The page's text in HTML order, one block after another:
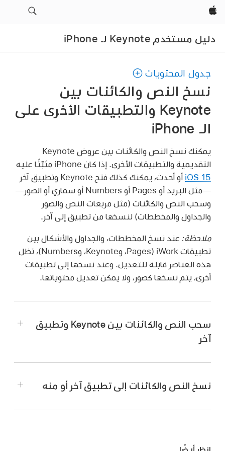
Apple‏
دليل مستخدم Keynote لـ iPhone
جدول المحتويات
نسخ النص والكائنات بين
Keynote والتطبيقات الأخرى على
الـ iPhone
يمكنك نسخ النص والكائنات بين عروض Keynote
التقديمية والتطبيقات الأخرى. إذا كان iPhone مثبّتًا عليه
iOS 15
أو أحدث، يمكنك كذلك فتح Keynote وتطبيق آخر
—مثل البريد أو Pages أو Numbers أو سفاري أو الصور—
وسحب النص والكائنات (مثل مربعات النص والصور
والجداول والمخططات) لنسخها من تطبيق إلى آخر.
ملاحظة: عند نسخ المخططات، والجداول والأشكال بين
تطبيقات iWork (‏Pages، وKeynote، وNumbers)، تظل
هذه العناصر قابلة للتعديل. وعند نسخها إلى تطبيقات
أخرى، يتم نسخها كصور، ولا يمكن تعديل محتوياتها.
سحب النص والكائنات بين Keynote وتطبيق
آخر
افتح الملف المراد نسخ المحتوى إليه أو منه، ثم قم
نسخ النص والكائنات إلى تطبيق آخر أو منه